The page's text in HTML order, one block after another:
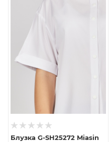
Блузка G-SH25272 Miasin